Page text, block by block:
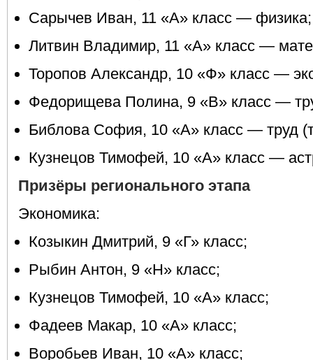
Сарычев Иван, 11 «А» класс — физика;
Литвин Владимир, 11 «А» класс —
Торопов Александр, 10 «Ф» класс —
Федорищева Полина, 9 «В» класс —
Библова София, 10 «А» класс — труд
Кузнецов Тимофей, 10 «А» класс —
Призёры регионального этапа
Экономика:
Козыкин Дмитрий, 9 «Г» класс;
Рыбин Антон, 9 «Н» класс;
Кузнецов Тимофей, 10 «А» класс;
Фадеев Макар, 10 «А» класс;
Воробьев Иван, 10 «А» класс;